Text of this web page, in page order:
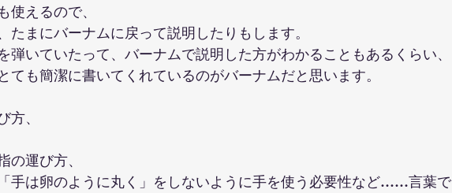
使えるので、
たまにバーナムに戻って説明したりもします。
弾いていたって、バーナムで説明した方がわかることもあるくらい、
ても簡潔に書いてくれているのがバーナムだと思います。
方、
の運び方、
手は卵のように丸く」をしないように手を使う必要性など……言葉で